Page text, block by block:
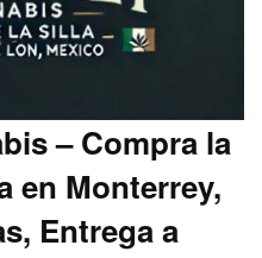
– Compra la
en Monterrey,
Entrega a